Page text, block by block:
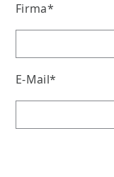
Firma*
E-Mail*